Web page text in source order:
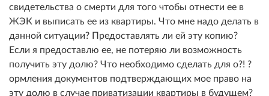
свидетельства о смерти для того чтобы отнести ее в
ЖЭК и выписать ее из квартиры. Что мне надо делать в
данной ситуации? Предоставлять ли ей эту копию?
Если я предоставлю ее, не потеряю ли возможность
получить эту долю? Что необходимо сделать для о?! ?
ормления документов подтверждающих мое право на
эту долю в случае приватизации квартиры в будущем?